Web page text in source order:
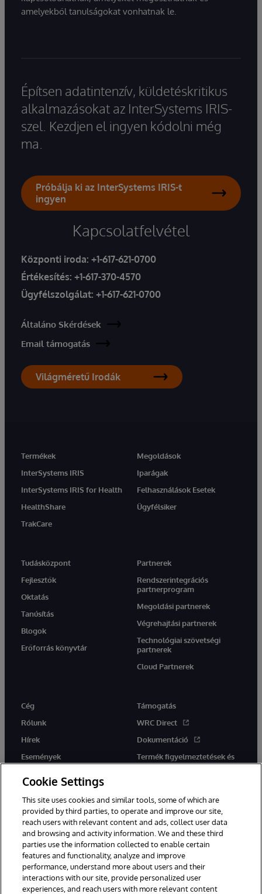
amelyekből tanulságokat vonhatnak le.
Építsen adatintenzív, küldetéskritikus
alkalmazásokat az InterSystems IRIS-
szel. Kezdjen el ingyen kódolni még
ma.
Próbálja ki az InterSystems IRIS-t
ingyen
Kapcsolatfelvétel
Központi iroda: +1-617-621-0700
Értékesítés: +1-617-370-4570
Ügyfélszolgálat: +1-617-621-0700
Általáno Skérdések
Email támogatás
Világméretű Irodák
Termékek
InterSystems IRIS
InterSystems IRIS for Health
HealthShare
TrakCare
Megoldások
Iparágak
Felhasználások Esetek
Ügyfélsiker
Tudásközpont
Fejlesztők
Oktatás
Tanúsítás
Blogok
Erőforrás könyvtár
Partnerek
Rendszerintegrációs
partnerprogram
Megoldási partnerek
Végrehajtási partnerek
Technológiai szövetségi
partnerek
Cloud Partnerek
Cég
Rólunk
Hírek
Események
Támogatás
WRC Direct
Dokumentáció
Termék figyelmeztetések és
tanácsok
Ez a weboldal gépi fordítást használ. Bármilyen fordítási konfliktus
esetén az oldal angol nyelvű változata élvez elsőbbséget.
© 1996-2026 InterSystems Corporation, Boston, MA. Minden jog
fenntartva.
Cookie Settings
This site uses cookies and similar tools, some of which are
provided by third parties, to operate and improve our site,
reach users with relevant content and ads, collect user data
and browsing and activity information. We and these third
parties use the information collected to enable certain
features and functionality, analyze and improve
performance, understand more about users and their
interactions with our site, provide personalized user
experiences, and reach users with more relevant content